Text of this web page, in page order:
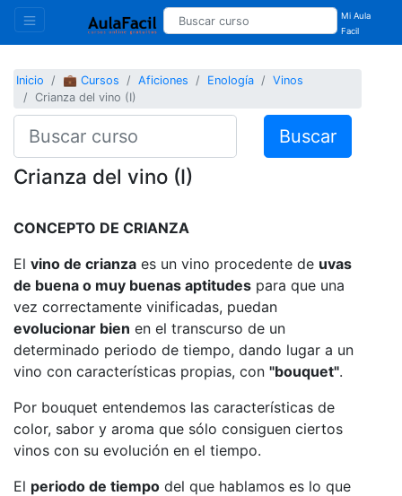
Mi Aula
Facil
Inicio 💼 Cursos Aficiones Enología
Vinos
Crianza del vino (I)
Buscar
Crianza del vino (I)
CONCEPTO DE CRIANZA
El vino de crianza es un vino procedente de uvas
de buena o muy buenas aptitudes para que una
vez correctamente vinificadas, puedan
evolucionar bien en el transcurso de un
determinado periodo de tiempo, dando lugar a un
vino con características propias, con "bouquet".
Por bouquet entendemos las características de
color, sabor y aroma que sólo consiguen ciertos
vinos con su evolución en el tiempo.
El periodo de tiempo del que hablamos es lo que